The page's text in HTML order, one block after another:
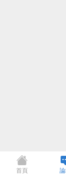
首頁